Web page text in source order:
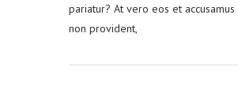
pariatur? At vero eos et
non provident,